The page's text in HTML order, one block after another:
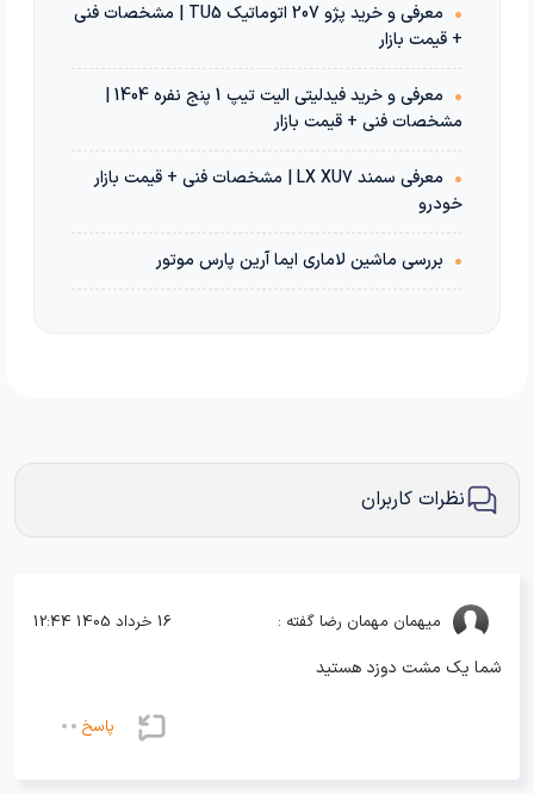
•
معرفی و خرید پژو 207 اتوماتیک TU5 | مشخصات فنی
+ قیمت بازار
•
معرفی و خرید فیدلیتی الیت تیپ 1 پنج نفره 1404 |
مشخصات فنی + قیمت بازار
•
معرفی سمند LX XU7 | مشخصات فنی + قیمت بازار
خودرو
• بررسی ماشین لاماری ایما آرین پارس موتور
نظرات کاربران
میهمان مهمان رضا گفته : 16 خرداد 1405 12:44
شما یک مشت دوزد هستید
پاسخ